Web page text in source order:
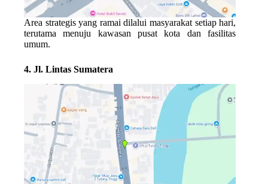
Area strategis yang ramai dilalui masyarakat setiap hari,
terutama menuju kawasan pusat kota dan fasilitas
umum.
4. Jl. Lintas Sumatera